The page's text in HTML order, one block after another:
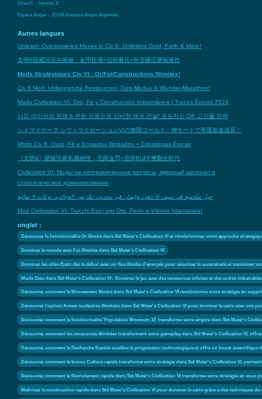
DirectX ：Version 11
Espace disque ：23 GB d'espace disque disponible
Autres langues
Unleash Overpowered Moves in Civ 6: Unlimited Gold, Faith & More!
文明6隐藏玩法大揭秘：金币狂潮+信仰暴兵+外交碾压硬核操作
Mods Stratégiques Civ VI : Or/Foi/Constructions Illimités!
Civ 6 Mod: Unbegrenzte Ressourcen, Gott-Modus & Wunder-Marathon!
Mods Civilization VI: Oro, Fe y Construcción Instantánea | Trucos Épicos 2024
시드 마이어의 문명 6 무한 자원으로 신비한 제국 건설! 초보자도 OK 고인물 전략
シドマイヤーズ シヴィライゼーションVIの無限ゴールド・神モードで帝国加速成長！
Mods Civ 6: Ouro, Fé e Enviados Ilimitados + Estratégias Épicas
《文明6》硬核玩家私藏秘技：无限金币+信仰BUFF爽翻全时代
Civilization VI: Моды на неограниченные ресурсы, ядерный арсенал и
стратегическое доминирование
حيل ملحمية في سيف 6: ذهب وإيمان غير محدود، تكديس العجائب، نوكات لا نهائية
Mod Civilization VI: Trucchi Epici per Oro, Fede e Vittoria Istantanea!
onglet :
Découvrez la fonctionnalité Or illimité dans Sid Meier's Civilization VI et révolutionnez votre approche
Dominez le monde avec Foi illimitée dans Sid Meier's Civilization VI
Dominez les cités-États dès le début avec un flux illimité d’envoyés pour sécuriser la suzeraineté et maximiser
Mode Dieu dans Sid Meier's Civilization VI : Dominez le jeu avec des ressources infinies et des unités imbattables
Découvrez comment le Mouvement illimité dans Sid Meier's Civilization VI révolutionne votre stratégie en
Découvrez l'option Armes nucléaires illimitées dans Sid Meier's Civilization VI pour dominer la carte avec une
Découvrez comment la fonctionnalité 'Population Minimum 10' transforme votre empire dans Sid Meier's
Découvrez comment les ressources illimitées transforment votre gameplay dans Sid Meier's Civilization VI,
Découvrez comment la Recherche Rapide accélère la progression technologique et offre un boost
Découvrez comment le bonus Culture rapide transforme votre stratégie dans Sid Meier's Civilization VI,
Découvrez comment le Recrutement rapide dans Sid Meier's Civilization VI transforme votre stratégie en
Maîtrisez la construction rapide dans Sid Meier's Civilization VI pour dominer la carte grâce à des techniques